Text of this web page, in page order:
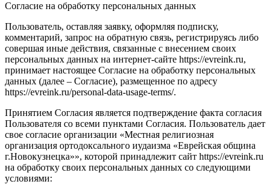
Согласие на обработку персональных данных
Пользователь, оставляя заявку, оформляя подписку,
комментарий, запрос на обратную связь, регистрируясь либо
совершая иные действия, связанные с внесением своих
персональных данных на интернет-сайте https://evreink.ru,
принимает настоящее Согласие на обработку персональных
данных (далее – Согласие), размещенное по адресу
https://evreink.ru/personal-data-usage-terms/.
Принятием Согласия является подтверждение факта согласия
Пользователя со всеми пунктами Согласия. Пользователь дает
свое согласие организации «Местная религиозная
организация ортодоксального иудаизма «Еврейская община
г.Новокузнецка»», которой принадлежит сайт https://evreink.ru
на обработку своих персональных данных со следующими
условиями: